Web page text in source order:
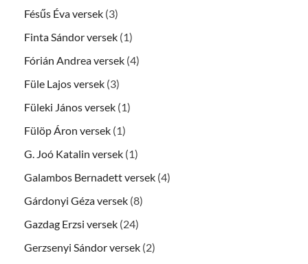
Fésűs Éva versek (3)
Finta Sándor versek (1)
Fórián Andrea versek (4)
Füle Lajos versek (3)
Füleki János versek (1)
Fülöp Áron versek (1)
G. Joó Katalin versek (1)
Galambos Bernadett versek (4)
Gárdonyi Géza versek (8)
Gazdag Erzsi versek (24)
Gerzsenyi Sándor versek (2)